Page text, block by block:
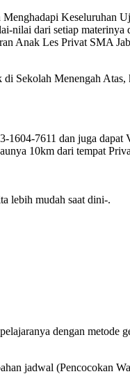
Keseluruhan
nilai dari setiap
Anak Les Privat SMA
Sekolah Menengah Atas,
7611 dan juga
10km dari tempat
lebih mudah saat dini-.
dengan metode
jadwal (Pencocokan